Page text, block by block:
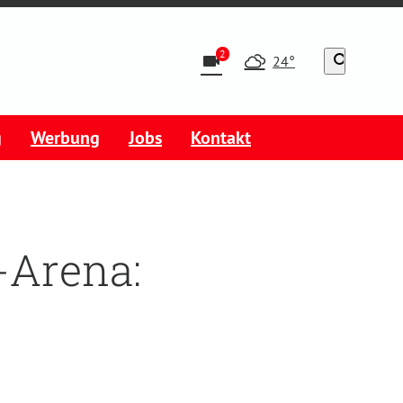
videocam2 24° search
Werbung Jobs Kontakt